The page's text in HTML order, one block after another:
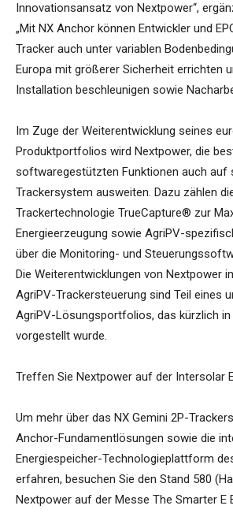
Innovationsansatz von Nextpower“,
„Mit NX Anchor können Entwickler und
Tracker auch unter variablen
Europa mit größerer Sicherheit errichten
Installation beschleunigen sowie
Im Zuge der Weiterentwicklung seines
Produktportfolios wird Nextpower, die
softwaregestützten Funktionen auch auf
Trackersystem ausweiten. Dazu zählen
Trackertechnologie TrueCapture® zur
Energieerzeugung sowie AgriPV-
über die Monitoring- und
Die Weiterentwicklungen von Nextpower
AgriPV-Trackersteuerung sind Teil eines
AgriPV-Lösungsportfolios, das kürzlich in
vorgestellt wurde.
Treffen Sie Nextpower auf der Intersolar
Um mehr über das NX Gemini 2P-
Anchor-Fundamentlösungen sowie die
Energiespeicher-Technologieplattform
erfahren, besuchen Sie den Stand 580
Nextpower auf der Messe The Smarter E